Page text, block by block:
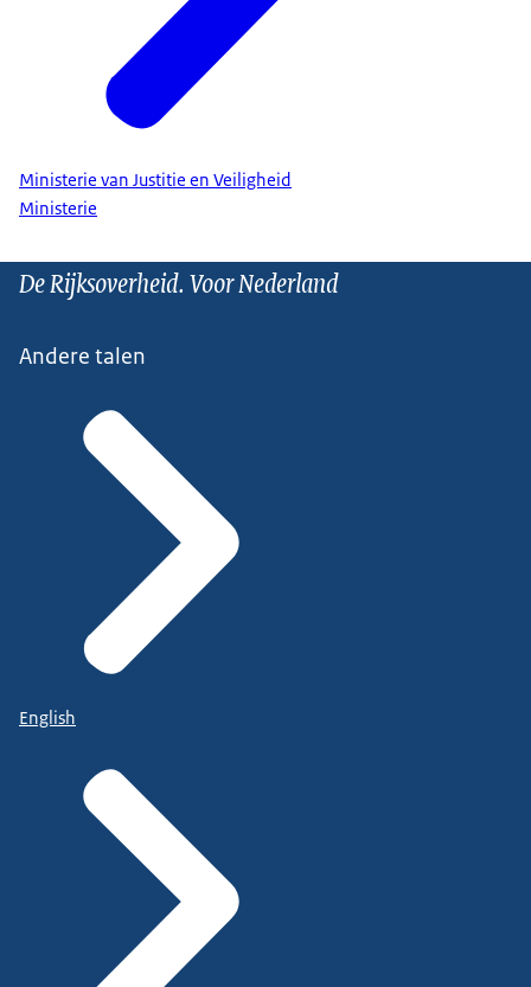
Ministerie van Justitie en Veiligheid
Ministerie
De Rijksoverheid. Voor Nederland
Andere talen
English